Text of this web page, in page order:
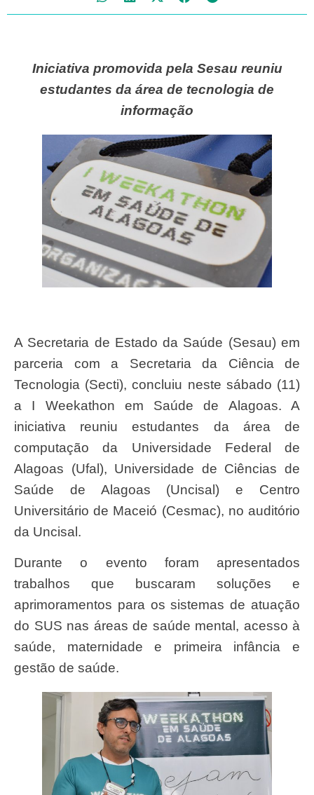
Iniciativa promovida pela Sesau reuniu
estudantes da área de tecnologia de
informação
A Secretaria de Estado da Saúde (Sesau) em
parceria com a Secretaria da Ciência de
Tecnologia (Secti), concluiu neste sábado (11)
a I Weekathon em Saúde de Alagoas. A
iniciativa reuniu estudantes da área de
computação da Universidade Federal de
Alagoas (Ufal), Universidade de Ciências de
Saúde de Alagoas (Uncisal) e Centro
Universitário de Maceió (Cesmac), no auditório
da Uncisal.
Durante o evento foram apresentados
trabalhos que buscaram soluções e
aprimoramentos para os sistemas de atuação
do SUS nas áreas de saúde mental, acesso à
saúde, maternidade e primeira infância e
gestão de saúde.